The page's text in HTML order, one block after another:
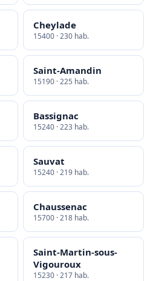
Cheylade
15400 · 230 hab.
Saint-Amandin
15190 · 225 hab.
Bassignac
15240 · 223 hab.
Sauvat
15240 · 219 hab.
Chaussenac
15700 · 218 hab.
Saint-Martin-sous-
Vigouroux
15230 · 217 hab.